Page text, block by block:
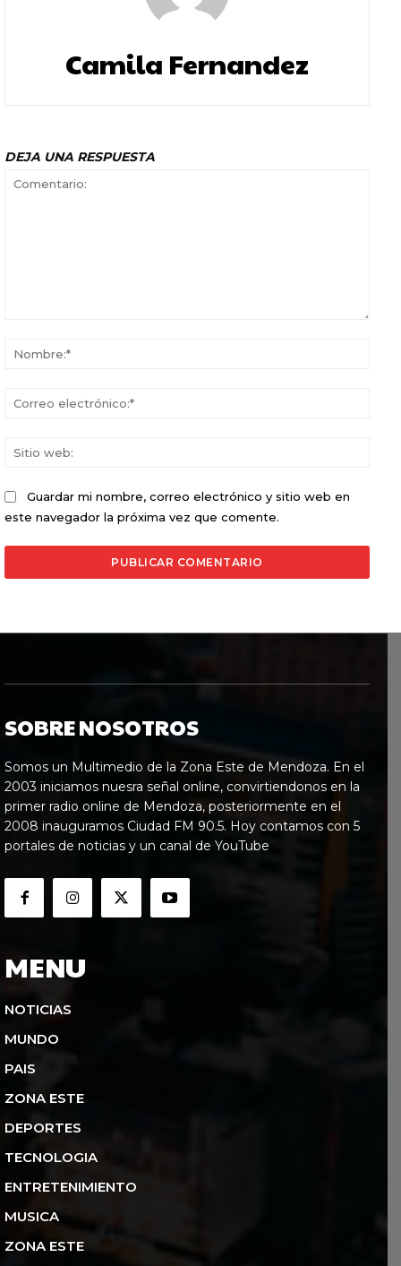
Camila Fernandez
DEJA UNA RESPUESTA
Guardar mi nombre, correo electrónico y sitio web en
este navegador la próxima vez que comente.
SOBRE NOSOTROS
Somos un Multimedio de la Zona Este de Mendoza. En el
2003 iniciamos nuesra señal online, convirtiendonos en la
primer radio online de Mendoza, posteriormente en el
2008 inauguramos Ciudad FM 90.5. Hoy contamos con 5
portales de noticias y un canal de YouTube
MENU
NOTICIAS
MUNDO
PAIS
ZONA ESTE
DEPORTES
TECNOLOGIA
ENTRETENIMIENTO
MUSICA
ZONA ESTE